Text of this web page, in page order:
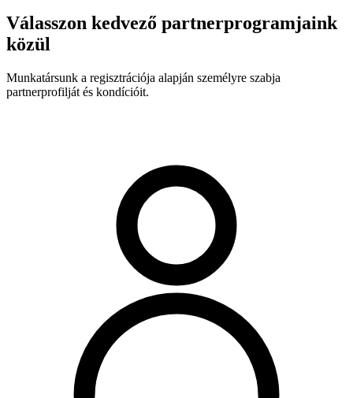
Válasszon kedvező partnerprogramjaink
közül
Munkatársunk a regisztrációja alapján személyre szabja
partnerprofilját és kondícióit.